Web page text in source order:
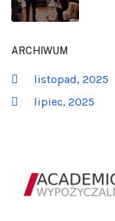
ARCHIWUM
listopad, 2025
lipiec, 2025